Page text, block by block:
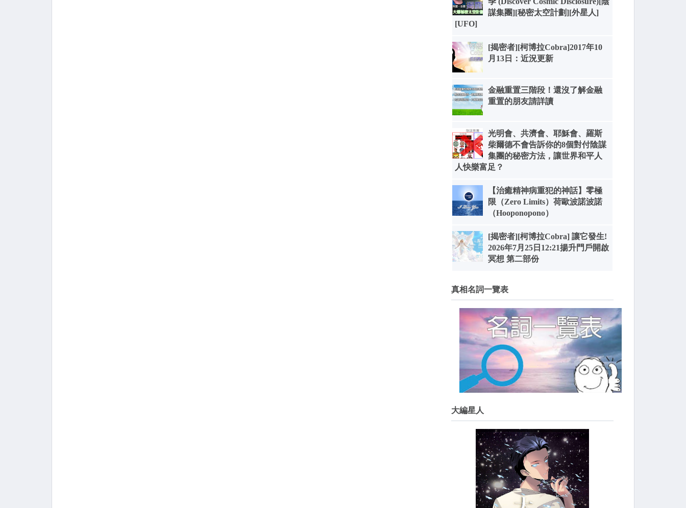
謀集團][秘密太空計劃][外星人]
[UFO]
[揭密者][柯博拉Cobra]2017年10
月13日：近況更新
金融重置三階段！還沒了解金融
重置的朋友請詳讀
光明會、共濟會、耶穌會、羅斯
柴爾德不會告訴你的8個對付陰謀
集團的秘密方法，讓世界和平人
人快樂富足？
【治癒精神病重犯的神話】零極
限（Zero Limits）荷歐波諾波諾
（Hooponopono）
[揭密者][柯博拉Cobra] 讓它發生!
2026年7月25日12:21揚升門戶開啟
冥想 第二部份
真相名詞一覽表
大編星人